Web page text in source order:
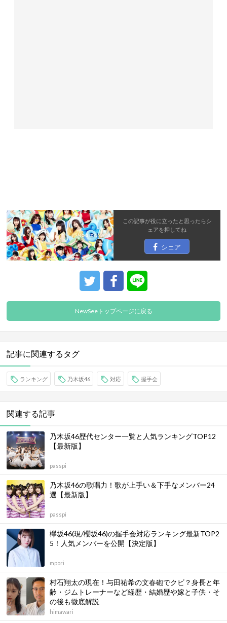
この記事が役に立ったと思ったらシ
ェアを押してね
シェア
NewSeeトップページに戻る
記事に関連するタグ
ランキング 乃木坂46 対応 握手会
関連する記事
乃木坂46歴代センター一覧と人気ランキングTOP12
【最新版】
passpi
乃木坂46の歌唱力！歌が上手い＆下手なメンバー24
選【最新版】
passpi
欅坂46(現/櫻坂46)の握手会対応ランキング最新TOP2
5！人気メンバーを公開【決定版】
mpori
村石翔太の現在！与田祐希の文春砲でクビ？身長と年
齢・ジムトレーナーなど経歴・結婚歴や嫁と子供・そ
の後も徹底解説
himawari